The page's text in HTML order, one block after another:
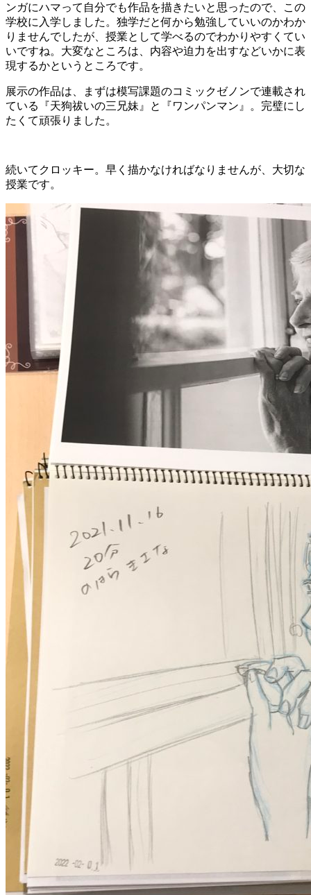
ンガにハマって自分でも作品を描きたいと思ったので、この
学校に入学しました。独学だと何から勉強していいのかわか
りませんでしたが、授業として学べるのでわかりやすくてい
いですね。大変なところは、内容や迫力を出すなどいかに表
現するかというところです。
展示の作品は、まずは模写課題のコミックゼノンで連載され
ている『天狗祓いの三兄妹』と『ワンパンマン』。完璧にし
たくて頑張りました。
続いてクロッキー。早く描かなければなりませんが、大切な
授業です。